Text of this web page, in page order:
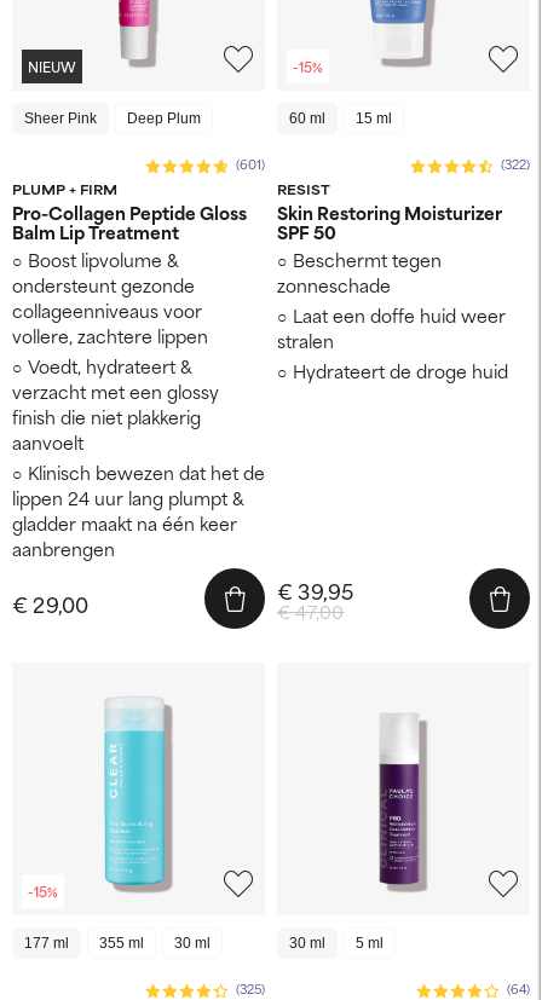
NIEUW
Sheer Pink Deep Plum
PLUMP + FIRM
(601)
Pro-Collagen Peptide Gloss
Balm Lip Treatment
Boost lipvolume &
ondersteunt gezonde
collageenniveaus voor
vollere, zachtere lippen
Voedt, hydrateert &
verzacht met een glossy
finish die niet plakkerig
aanvoelt
Klinisch bewezen dat het de
lippen 24 uur lang plumpt &
gladder maakt na één keer
aanbrengen
€ 29,00
-15%
60 ml 15 ml
RESIST
(322)
Skin Restoring Moisturizer
SPF 50
Beschermt tegen
zonneschade
Laat een doffe huid weer
stralen
Hydrateert de droge huid
€ 47,00
€ 39,95
-15%
177 ml 355 ml 30 ml
(325)
30 ml 5 ml
(64)